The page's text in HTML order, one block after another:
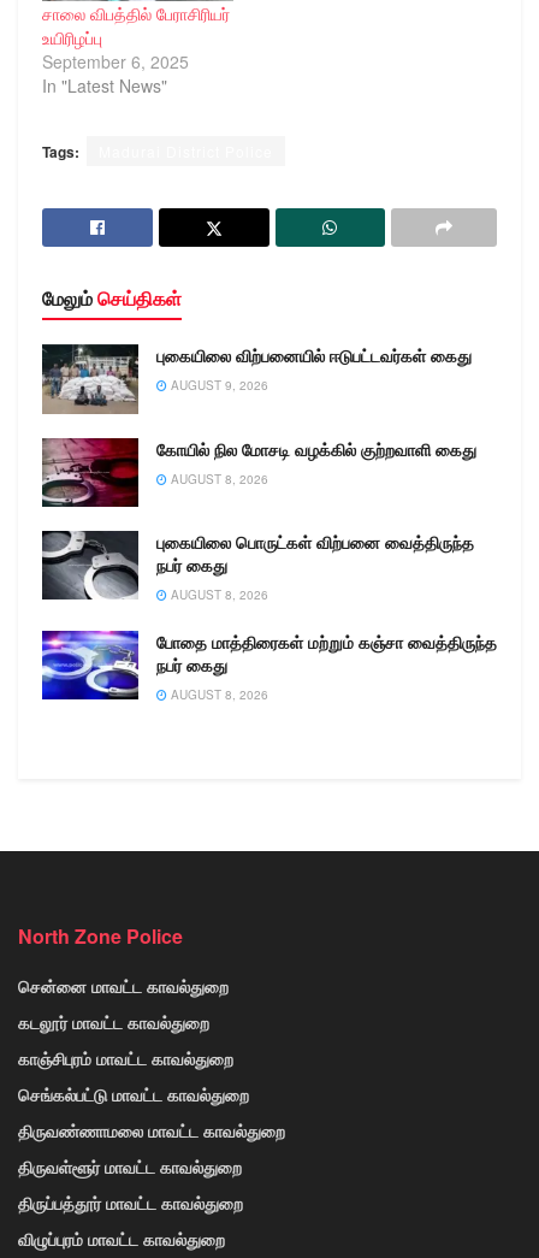
சாலை விபத்தில் பேராசிரியர்
உயிரிழப்பு
September 6, 2025
In "Latest News"
Tags:
மேலும்செய்திகள்
புகையிலை விற்பனையில் ஈடுபட்டவர்கள் கைது
AUGUST 9, 2026
கோயில் நில மோசடி வழக்கில் குற்றவாளி கைது
AUGUST 8, 2026
புகையிலை பொருட்கள் விற்பனை வைத்திருந்த
நபர் கைது
AUGUST 8, 2026
போதை மாத்திரைகள் மற்றும் கஞ்சா வைத்திருந்த
நபர் கைது
AUGUST 8, 2026
North Zone Police
சென்னை மாவட்ட காவல்துறை
கடலூர் மாவட்ட காவல்துறை
காஞ்சிபுரம் மாவட்ட காவல்துறை
செங்கல்பட்டு மாவட்ட காவல்துறை
திருவண்ணாமலை மாவட்ட காவல்துறை
திருவள்ளூர் மாவட்ட காவல்துறை
திருப்பத்தூர் மாவட்ட காவல்துறை
விழுப்புரம் மாவட்ட காவல்துறை